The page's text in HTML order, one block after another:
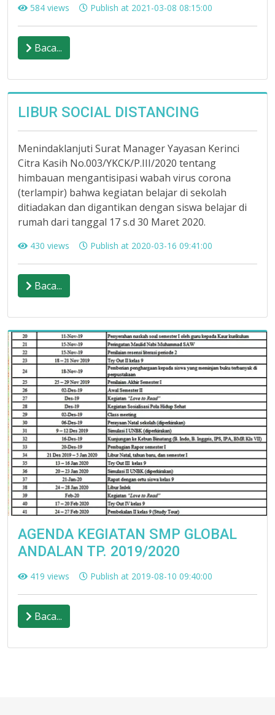
584 views Publish at 2021-03-08 08:15:00
Baca...
LIBUR SOCIAL DISTANCING
Menindaklanjuti Surat Manager Yayasan Kerinci
Citra Kasih No.003/YKCK/P.III/2020 tentang
himbauan mengantisipasi wabah virus corona
(terlampir) bahwa kegiatan belajar di sekolah
ditiadakan dan digantikan dengan siswa belajar di
rumah dari tanggal 17 s.d 30 Maret 2020.
430 views Publish at 2020-03-16 09:41:00
Baca...
AGENDA KEGIATAN SMP GLOBAL
ANDALAN TP. 2019/2020
419 views Publish at 2019-08-10 09:40:00
Baca...